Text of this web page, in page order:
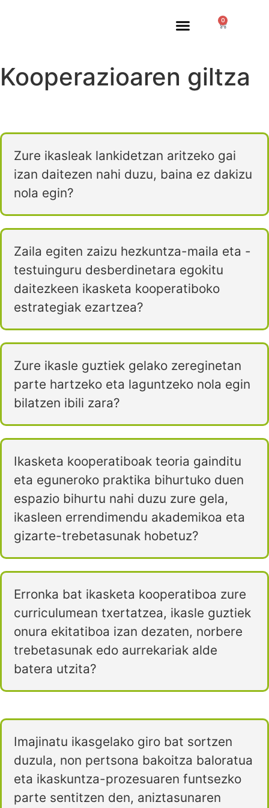
0
Kooperazioaren giltza
Zure ikasleak lankidetzan aritzeko gai
izan daitezen nahi duzu, baina ez dakizu
nola egin?
Zaila egiten zaizu hezkuntza-maila eta -
testuinguru desberdinetara egokitu
daitezkeen ikasketa kooperatiboko
estrategiak ezartzea?
Zure ikasle guztiek gelako zereginetan
parte hartzeko eta laguntzeko nola egin
bilatzen ibili zara?
Ikasketa kooperatiboak teoria gainditu
eta eguneroko praktika bihurtuko duen
espazio bihurtu nahi duzu zure gela,
ikasleen errendimendu akademikoa eta
gizarte-trebetasunak hobetuz?
Erronka bat ikasketa kooperatiboa zure
curriculumean txertatzea, ikasle guztiek
onura ekitatiboa izan dezaten, norbere
trebetasunak edo aurrekariak alde
batera utzita?
Imajinatu ikasgelako giro bat sortzen
duzula, non pertsona bakoitza baloratua
eta ikaskuntza-prozesuaren funtsezko
parte sentitzen den, aniztasunaren